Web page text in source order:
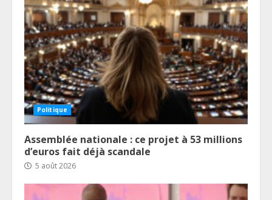
Politique
Assemblée nationale : ce projet à 53 millions
d’euros fait déjà scandale
5 août 2026